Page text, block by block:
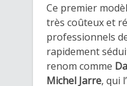
Ce premier
très coûteux et
professionnels
rapidement
renom comme
Michel Jarre, qui